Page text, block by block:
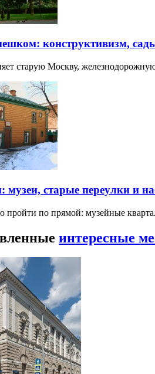
конструктивизм,
старую Москву,
старые переулки и
пройти по прямой: музейные
интересные